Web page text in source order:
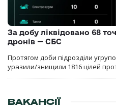
За добу ліквідовано 68
дронів — СБС
Протягом доби підрозділи
уразили/знищили 1816 цілей
ВАКАНСІЇ